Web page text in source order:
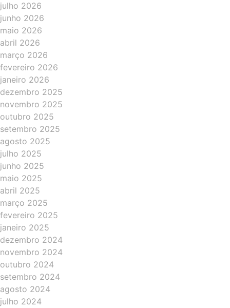
julho 2026
junho 2026
maio 2026
abril 2026
março 2026
fevereiro 2026
janeiro 2026
dezembro 2025
novembro 2025
outubro 2025
setembro 2025
agosto 2025
julho 2025
junho 2025
maio 2025
abril 2025
março 2025
fevereiro 2025
janeiro 2025
dezembro 2024
novembro 2024
outubro 2024
setembro 2024
agosto 2024
julho 2024